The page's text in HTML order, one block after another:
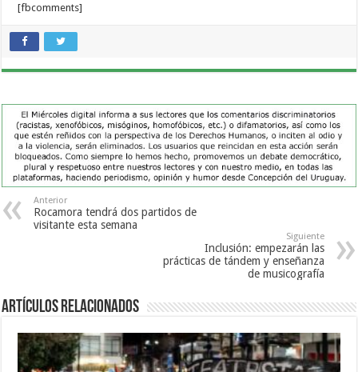
[fbcomments]
Anterior
Rocamora tendrá dos partidos de
visitante esta semana
Siguiente
Inclusión: empezarán las
prácticas de tándem y enseñanza
de musicografía
Artículos Relacionados